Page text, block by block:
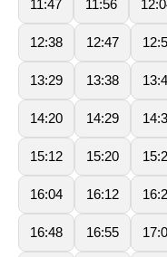
11:47 11:56
12:38 12:47
13:29 13:38
14:20 14:29
15:12 15:20
16:04 16:12
16:48 16:55